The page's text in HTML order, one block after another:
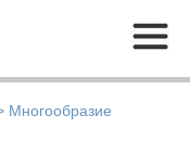
Меню
Многообразие